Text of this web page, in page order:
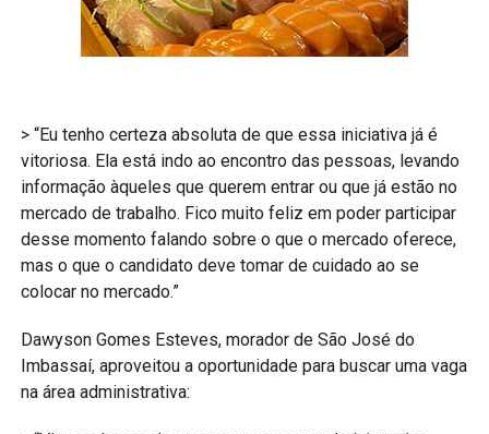
> “Eu tenho certeza absoluta de que essa iniciativa já é
vitoriosa. Ela está indo ao encontro das pessoas, levando
informação àqueles que querem entrar ou que já estão no
mercado de trabalho. Fico muito feliz em poder participar
desse momento falando sobre o que o mercado oferece,
mas o que o candidato deve tomar de cuidado ao se
colocar no mercado.”
Dawyson Gomes Esteves, morador de São José do
Imbassaí, aproveitou a oportunidade para buscar uma vaga
na área administrativa: